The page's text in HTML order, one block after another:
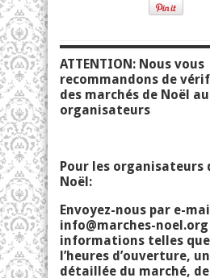
ATTENTION: Nous vous
recommandons de
des marchés de Noël
organisateurs
Pour les organisateurs
Noël:
Envoyez-nous par e-
info@marches-noel.org
informations telles
l’heures d’ouverture,
détaillée du marché,